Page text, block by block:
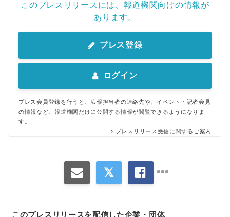
このプレスリリースには、報道機関向けの情報が
あります。
プレス登録
ログイン
プレス会員登録を行うと、広報担当者の連絡先や、イベント・記者会見
の情報など、報道機関だけに公開する情報が閲覧できるようになりま
す。
プレスリリース受信に関するご案内
このプレスリリースを配信した企業・団体